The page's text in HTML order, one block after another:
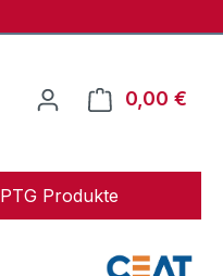
0,00 €
PTG Produkte